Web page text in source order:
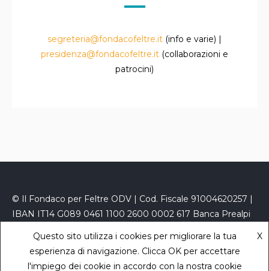
segreteria@fondacofeltre.it (info e varie) |
presidenza@fondacofeltre.it (collaborazioni e
patrocini)
© Il Fondaco per Feltre ODV | Cod. Fiscale 91004620257 |
IBAN IT14 G089 0461 1100 2600 0002 617 Banca Prealpi
fondacofeltre@kelipec.it Privacy Policy
Sara Zaccaron
Questo sito utilizza i cookies per migliorare la tua
esperienza di navigazione. Clicca OK per accettare
l'impiego dei cookie in accordo con la nostra cookie
X